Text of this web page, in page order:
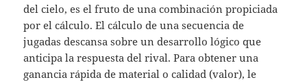
del cielo, es el fruto de una combinación propiciada
por el cálculo. El cálculo de una secuencia de
jugadas descansa sobre un desarrollo lógico que
anticipa la respuesta del rival. Para obtener una
ganancia rápida de material o calidad (valor), le